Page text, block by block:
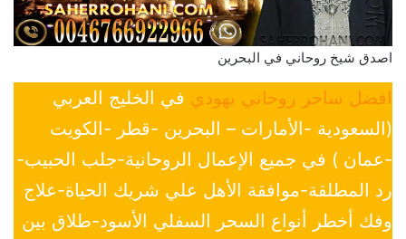
اصدق شيخ روحاني في البحرين
افضل ساحر روحاني يهودي في الخليج العربي
(السعودية -الأمارات – البحرين -قطر -الكويت
-عمان ) في جميع الإعمال الروحانية-جلب الحبيب-
رد المطلقة-موافقة الأهل علي شريك الحياة-علاج
وفك أخطر أنواع السحر السفلي الأسود-طلاق بين